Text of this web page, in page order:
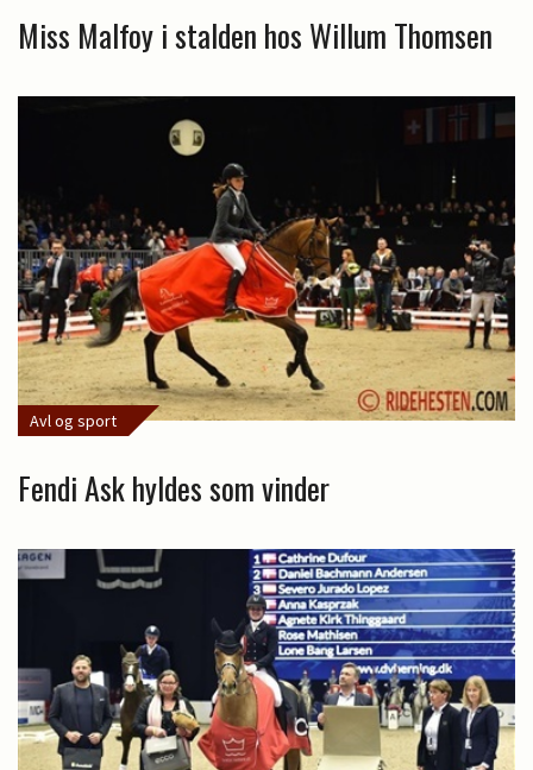
Miss Malfoy i stalden hos Willum Thomsen
Avl og sport
Fendi Ask hyldes som vinder